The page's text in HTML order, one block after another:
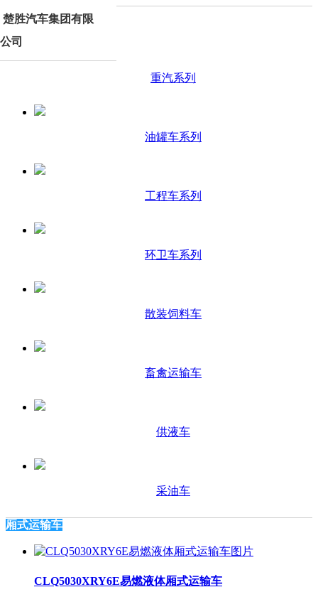
楚胜汽车集团有限
公司
产品分类
重汽系列
油罐车系列
工程车系列
环卫车系列
散装饲料车
畜禽运输车
供液车
采油车
厢式运输车
CLQ5030XRY6E易燃液体厢式运输车